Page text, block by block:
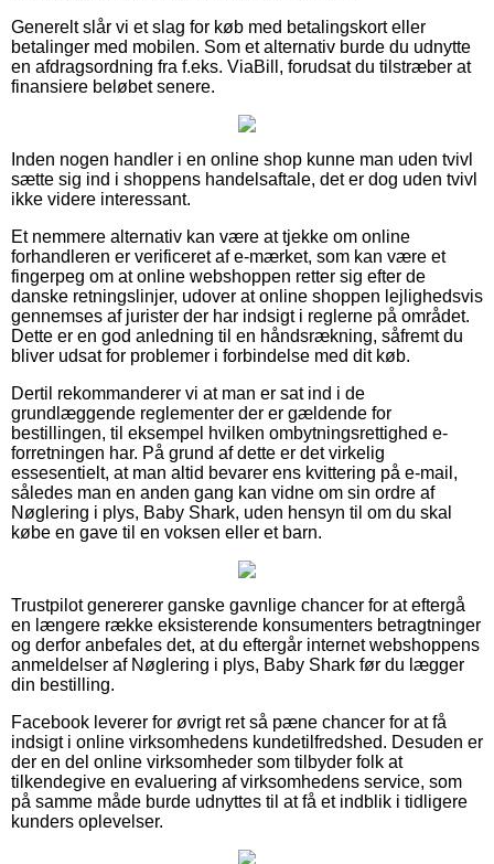
Generelt slår vi et slag for køb med betalingskort eller
betalinger med mobilen. Som et alternativ burde du udnytte
en afdragsordning fra f.eks. ViaBill, forudsat du tilstræber at
finansiere beløbet senere.
Inden nogen handler i en online shop kunne man uden tvivl
sætte sig ind i shoppens handelsaftale, det er dog uden tvivl
ikke videre interessant.
Et nemmere alternativ kan være at tjekke om online
forhandleren er verificeret af e-mærket, som kan være et
fingerpeg om at online webshoppen retter sig efter de
danske retningslinjer, udover at online shoppen lejlighedsvis
gennemses af jurister der har indsigt i reglerne på området.
Dette er en god anledning til en håndsrækning, såfremt du
bliver udsat for problemer i forbindelse med dit køb.
Dertil rekommanderer vi at man er sat ind i de
grundlæggende reglementer der er gældende for
bestillingen, til eksempel hvilken ombytningsrettighed e-
forretningen har. På grund af dette er det virkelig
essesentielt, at man altid bevarer ens kvittering på e-mail,
således man en anden gang kan vidne om sin ordre af
Nøglering i plys, Baby Shark, uden hensyn til om du skal
købe en gave til en voksen eller et barn.
Trustpilot genererer ganske gavnlige chancer for at eftergå
en længere række eksisterende konsumenters betragtninger
og derfor anbefales det, at du eftergår internet webshoppens
anmeldelser af Nøglering i plys, Baby Shark før du lægger
din bestilling.
Facebook leverer for øvrigt ret så pæne chancer for at få
indsigt i online virksomhedens kundetilfredshed. Desuden er
der en del online virksomheder som tilbyder folk at
tilkendegive en evaluering af virksomhedens service, som
på samme måde burde udnyttes til at få et indblik i tidligere
kunders oplevelser.